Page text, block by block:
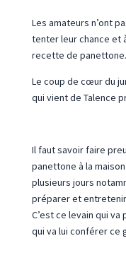
Les amateurs n’ont
tenter leur chance et
recette de panettone.
Le coup de cœur du
qui vient de Talence
Il faut savoir faire
panettone à la
plusieurs jours
préparer et
C’est ce levain qui
qui va lui conférer ce